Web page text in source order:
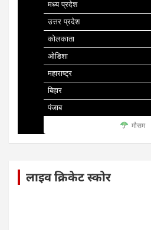
मध्य प्रदेश
उत्तर प्रदेश
कोलकाता
ओडिशा
महाराष्ट्र
बिहार
पंजाब
मौसम
लाइव क्रिकेट स्कोर